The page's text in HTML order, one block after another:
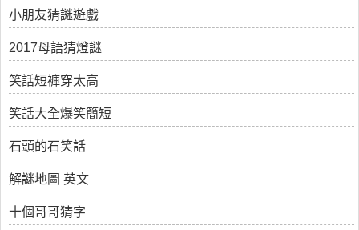
小朋友猜謎遊戲
2017母語猜燈謎
笑話短褲穿太高
笑話大全爆笑簡短
石頭的石笑話
解謎地圖 英文
十個哥哥猜字